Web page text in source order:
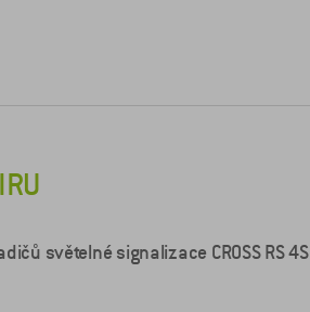
světelné signalizace CROSS RS